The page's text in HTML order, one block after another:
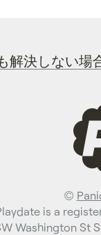
解決しない場
©
is a
Washington St